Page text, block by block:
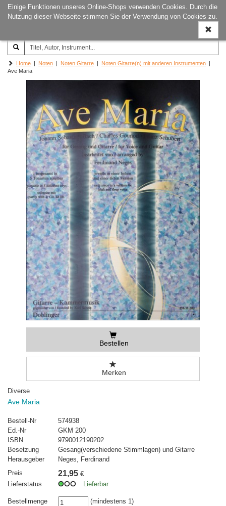
Einige Funktionen unseres Online-Shops verwenden Cookies. Durch die
Nutzung dieser Webseite stimmen Sie der Verwendung von Cookies zu.
ein-/
Joachim‐Trekel‐Musikverlag,
Hamburg
Home | Noten | Noten Gitarre | Noten Gitarre(n) mit anderen Instrumenten |
Ave Maria
Bestellen
Merken
Diverse
Ave Maria
Bestell-Nr
574938
Ed.-Nr
GKM 200
ISBN
9790012190202
Besetzung
Gesang(verschiedene Stimmlagen) und Gitarre
Herausgeber
Neges, Ferdinand
Preis
21,95 €
Lieferstatus
Lieferbar
Bestellmenge (mindestens 1)